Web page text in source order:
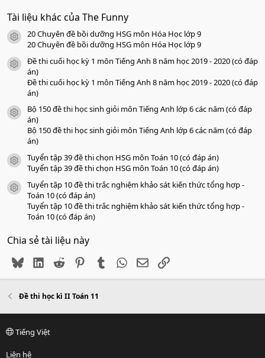
0
0
s
a
o
Tài liệu khác của The Funny
icon tài liệu
20 Chuyên đề bồi dưỡng HSG môn Hóa Học lớp 9
20 Chuyên đề bồi dưỡng HSG môn Hóa Học lớp 9
icon tài liệu
Đề thi cuối học kỳ 1 môn Tiếng Anh 8 năm học 2019 - 2020 (có đáp
án)
Đề thi cuối học kỳ 1 môn Tiếng Anh 8 năm học 2019 - 2020 (có đáp
án)
icon tài liệu
Bộ 150 đề thi học sinh giỏi môn Tiếng Anh lớp 6 các năm (có đáp
án)
Bộ 150 đề thi học sinh giỏi môn Tiếng Anh lớp 6 các năm (có đáp
án)
icon tài liệu
Tuyển tập 39 đề thi chọn HSG môn Toán 10 (có đáp án)
Tuyển tập 39 đề thi chọn HSG môn Toán 10 (có đáp án)
icon tài liệu
Tuyển tập 10 đề thi trắc nghiệm khảo sát kiến thức tổng hợp -
Toán 10 (có đáp án)
Tuyển tập 10 đề thi trắc nghiệm khảo sát kiến thức tổng hợp -
Toán 10 (có đáp án)
Chia sẻ tài liệu này
BlueskyLinkedIn
Reddit PinterestTumblr WhatsApp
EmailLink
Đề thi học kì II Toán 11
Tiếng Việt
Liên hệ